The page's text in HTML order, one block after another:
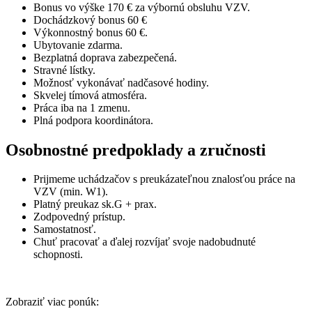
Bonus vo výške 170 € za výbornú obsluhu VZV.
Dochádzkový bonus 60 €
Výkonnostný bonus 60 €.
Ubytovanie zdarma.
Bezplatná doprava zabezpečená.
Stravné lístky.
Možnosť vykonávať nadčasové hodiny.
Skvelej tímová atmosféra.
Práca iba na 1 zmenu.
Plná podpora koordinátora.
Osobnostné predpoklady a zručnosti
Prijmeme uchádzačov s preukázateľnou znalosťou práce na
VZV (min. W1).
Platný preukaz sk.G + prax.
Zodpovedný prístup.
Samostatnosť.
Chuť pracovať a ďalej rozvíjať svoje nadobudnuté
schopnosti.
Zobraziť viac ponúk: